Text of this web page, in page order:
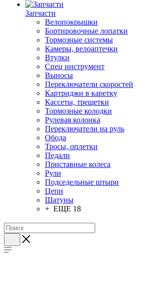
Запчасти
Велопокрышки
Бортировочные лопатки
Тормозные системы
Камеры, велоаптечки
Втулки
Спец инструмент
Выносы
Переключатели скоростей
Картриджи в каретку
Кассеты, трещетки
Тормозные колодки
Рулевая колонка
Переключатели на руль
Обода
Тросы, оплетки
Педали
Приставные колеса
Рули
Подседельные штыри
Цепи
Шатуны
+ ЕЩЕ 18